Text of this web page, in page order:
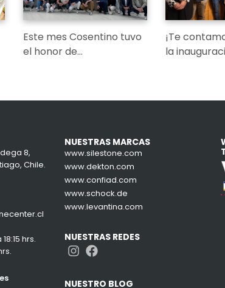
Este mes Cosentino tuvo
el honor de…
¡Te
la
8,
Chile.
hrs.
NUESTRAS MARCAS
www.silestone.com
www.dekton.com
www.confiad.com
www.schock.de
www.levantina.com
NUESTRAS REDES
Instagram
Facebook
NUESTRO BLOG